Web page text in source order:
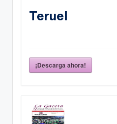
Teruel
¡Descarga ahora!